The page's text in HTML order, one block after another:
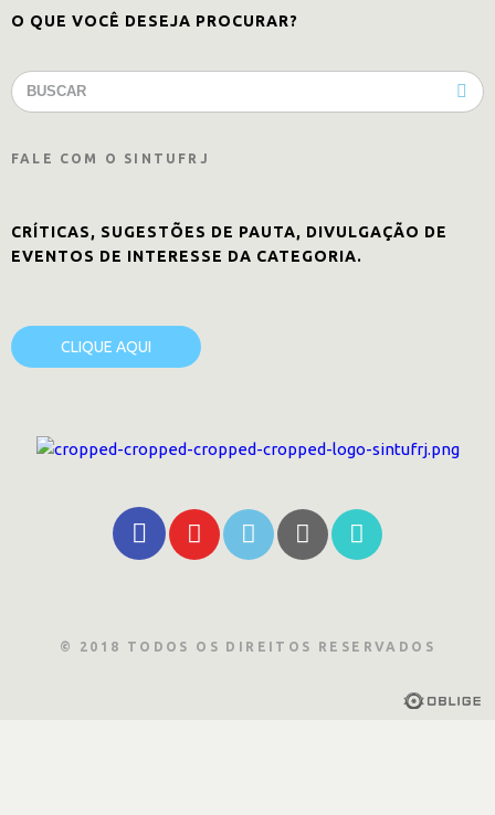
O QUE VOCÊ DESEJA PROCURAR?
FALE COM O SINTUFRJ
CRÍTICAS, SUGESTÕES DE PAUTA, DIVULGAÇÃO DE
EVENTOS DE INTERESSE DA CATEGORIA.
CLIQUE AQUI
© 2018 TODOS OS DIREITOS RESERVADOS